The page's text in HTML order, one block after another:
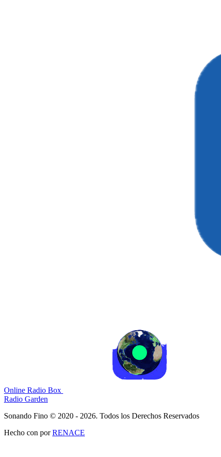
Online Radio Box
Radio Garden
Sonando Fino © 2020 - 2026. Todos los Derechos Reservados
Hecho con porRENACE